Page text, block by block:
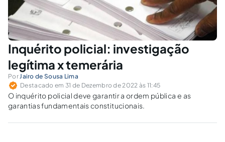
Inquérito policial: investigação
legítima x temerária
Por Jairo de Sousa Lima
Destacado em 31 de Dezembro de 2022 às 11:45
O inquérito policial deve garantir a ordem pública e as
garantias fundamentais constitucionais.